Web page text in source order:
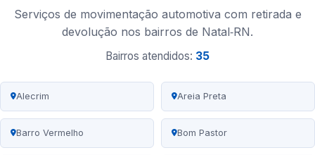
Serviços de movimentação automotiva com retirada e
devolução nos bairros de Natal‑RN.
Bairros atendidos: 35
Alecrim Areia Preta
Barro Vermelho Bom Pastor